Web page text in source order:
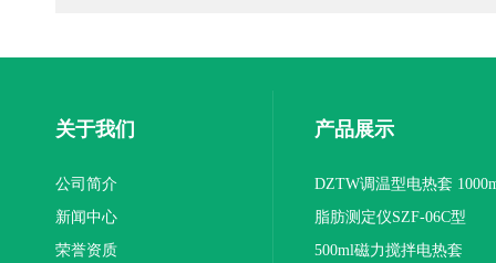
关于我们
公司简介
新闻中心
荣誉资质
产品展示
DZTW调温型电热套
联
脂肪测定仪SZF-06C型
500ml磁力搅拌电热套